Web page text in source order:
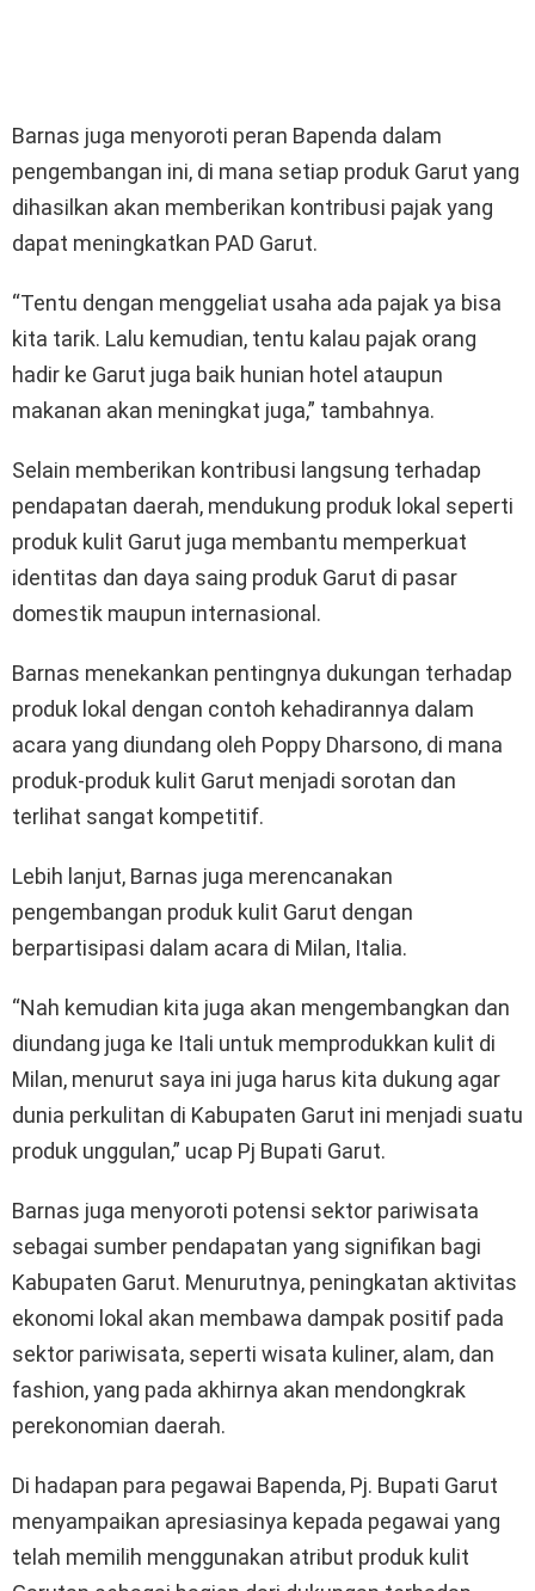
Barnas juga menyoroti peran Bapenda dalam
pengembangan ini, di mana setiap produk Garut yang
dihasilkan akan memberikan kontribusi pajak yang
dapat meningkatkan PAD Garut.
“Tentu dengan menggeliat usaha ada pajak ya bisa
kita tarik. Lalu kemudian, tentu kalau pajak orang
hadir ke Garut juga baik hunian hotel ataupun
makanan akan meningkat juga,” tambahnya.
Selain memberikan kontribusi langsung terhadap
pendapatan daerah, mendukung produk lokal seperti
produk kulit Garut juga membantu memperkuat
identitas dan daya saing produk Garut di pasar
domestik maupun internasional.
Barnas menekankan pentingnya dukungan terhadap
produk lokal dengan contoh kehadirannya dalam
acara yang diundang oleh Poppy Dharsono, di mana
produk-produk kulit Garut menjadi sorotan dan
terlihat sangat kompetitif.
Lebih lanjut, Barnas juga merencanakan
pengembangan produk kulit Garut dengan
berpartisipasi dalam acara di Milan, Italia.
“Nah kemudian kita juga akan mengembangkan dan
diundang juga ke Itali untuk memprodukkan kulit di
Milan, menurut saya ini juga harus kita dukung agar
dunia perkulitan di Kabupaten Garut ini menjadi suatu
produk unggulan,” ucap Pj Bupati Garut.
Barnas juga menyoroti potensi sektor pariwisata
sebagai sumber pendapatan yang signifikan bagi
Kabupaten Garut. Menurutnya, peningkatan aktivitas
ekonomi lokal akan membawa dampak positif pada
sektor pariwisata, seperti wisata kuliner, alam, dan
fashion, yang pada akhirnya akan mendongkrak
perekonomian daerah.
Di hadapan para pegawai Bapenda, Pj. Bupati Garut
menyampaikan apresiasinya kepada pegawai yang
telah memilih menggunakan atribut produk kulit